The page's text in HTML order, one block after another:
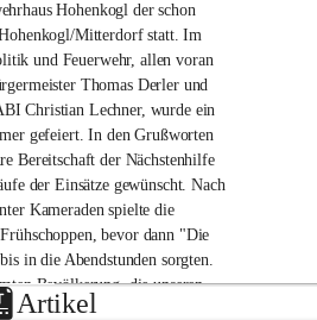
Hohenkogl der schon
Mitterdorf statt. Im
und Feuerwehr, allen voran
Thomas Derler und
Christian Lechner, wurde ein
gefeiert. In den Grußworten
Bereitschaft der Nächstenhilfe
der Einsätze gewünscht. Nach
Kameraden spielte die
bevor dann "Die
in die Abendstunden sorgten.
Bevölkerung, die unseren
Temperaturen besuchte. Der
Artikel